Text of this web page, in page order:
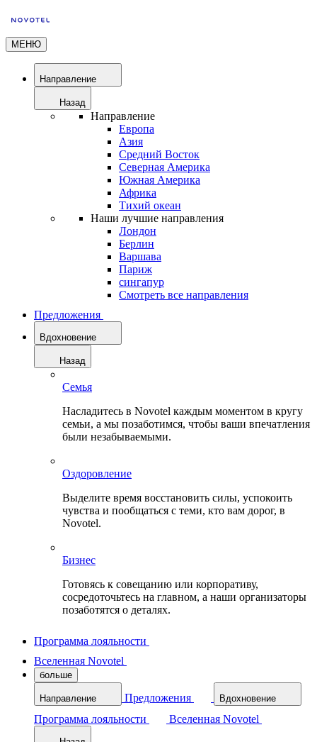
МЕНЮ
Направление
Назад
Направление
Европа
Азия
Средний Восток
Северная Америка
Южная Америка
Африка
Тихий океан
Наши лучшие направления
Лондон
Берлин
Варшава
Париж
сингапур
Смотреть все направления
Предложения
Вдохновение
Назад
Семья
Насладитесь в Novotel каждым моментом в кругу
семьи, а мы позаботимся, чтобы ваши впечатления
были незабываемыми.
Оздоровление
Выделите время восстановить силы, успокоить
чувства и пообщаться с теми, кто вам дорог, в
Novotel.
Бизнес
Готовясь к совещанию или корпоративу,
сосредоточьтесь на главном, а наши организаторы
позаботятся о деталях.
Программа лояльности
Вселенная Novotel
больше
Направление Предложения Вдохновение
Программа лояльности Вселенная Novotel